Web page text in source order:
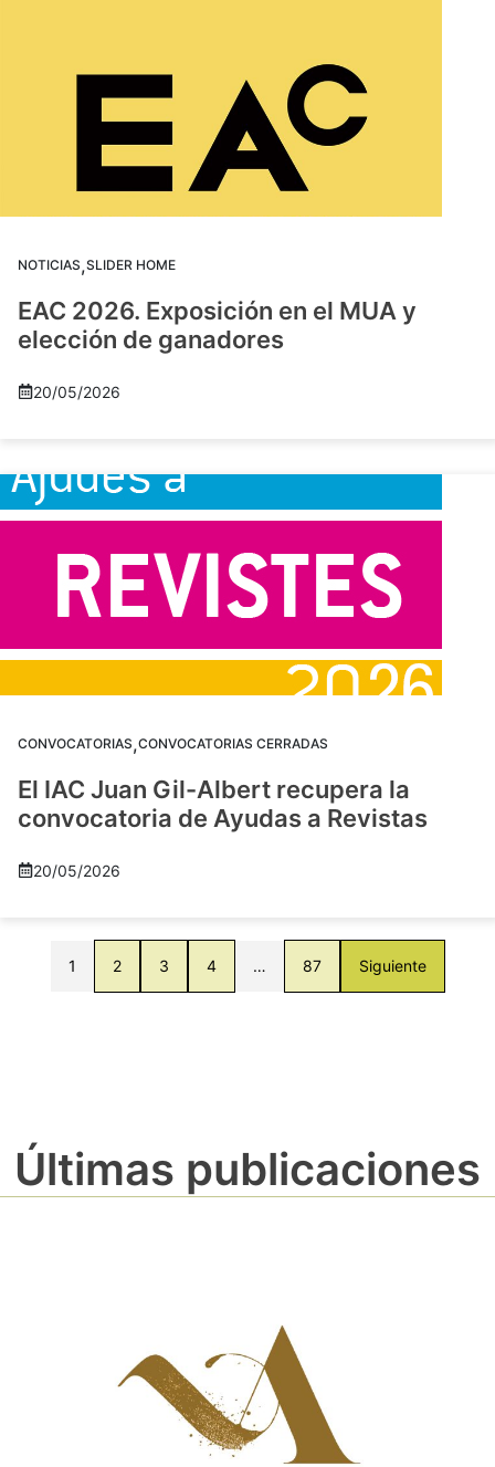
NOTICIAS,SLIDER HOME
EAC 2026. Exposición en el MUA y
elección de ganadores
20/05/2026
CONVOCATORIAS,CONVOCATORIAS CERRADAS
El IAC Juan Gil-Albert recupera la
convocatoria de Ayudas a Revistas
20/05/2026
1 2 3 4 … 87 Siguiente
Últimas publicaciones